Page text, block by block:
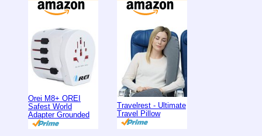
Orei M8+ OREI
Safest World
Adapter Grounded
Travelrest - Ultimate
Travel Pillow